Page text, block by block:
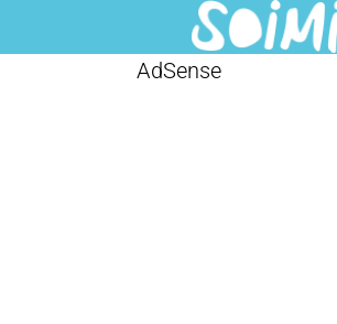
AdSense